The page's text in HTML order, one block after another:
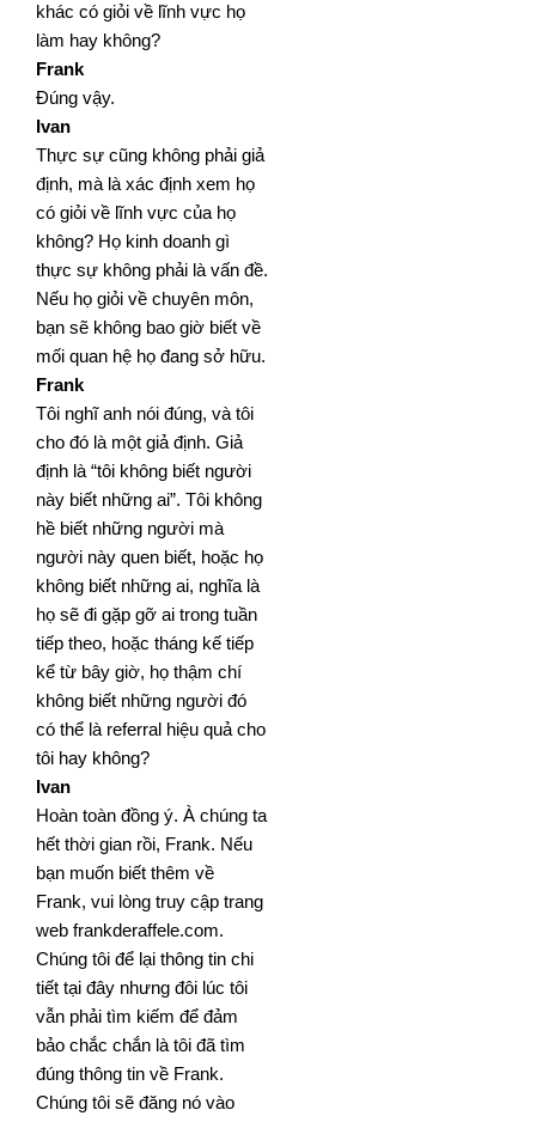
khác có giỏi về lĩnh vực họ
làm hay không?
Frank
Đúng vậy.
Ivan
Thực sự cũng không phải giả
định, mà là xác định xem họ
có giỏi về lĩnh vực của họ
không? Họ kinh doanh gì
thực sự không phải là vấn đề.
Nếu họ giỏi về chuyên môn,
bạn sẽ không bao giờ biết về
mối quan hệ họ đang sở hữu.
Frank
Tôi nghĩ anh nói đúng, và tôi
cho đó là một giả định. Giả
định là “tôi không biết người
này biết những ai”. Tôi không
hề biết những người mà
người này quen biết, hoặc họ
không biết những ai, nghĩa là
họ sẽ đi gặp gỡ ai trong tuần
tiếp theo, hoặc tháng kế tiếp
kể từ bây giờ, họ thậm chí
không biết những người đó
có thể là referral hiệu quả cho
tôi hay không?
Ivan
Hoàn toàn đồng ý. À chúng ta
hết thời gian rồi, Frank. Nếu
bạn muốn biết thêm về
Frank, vui lòng truy cập trang
web frankderaffele.com.
Chúng tôi để lại thông tin chi
tiết tại đây nhưng đôi lúc tôi
vẫn phải tìm kiếm để đảm
bảo chắc chắn là tôi đã tìm
đúng thông tin về Frank.
Chúng tôi sẽ đăng nó vào